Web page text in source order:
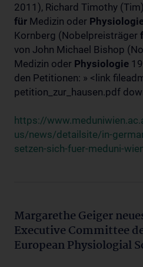
2011), Richard Timothy
für Medizin oder
Kornberg (Nobelpreisträger
von John Michael Bishop
Medizin oder Physiologie
den Petitionen: » <link
petition_zur_hausen.pdf
https://
us/news/detailsite/in-
setzen-sich-fuer-meduni-
Margarethe Geiger
Executive Committee
European Physiologial